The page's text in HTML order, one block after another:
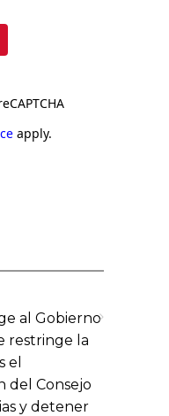
apply.
al Gobierno
restringe la
el
del Consejo
y detener